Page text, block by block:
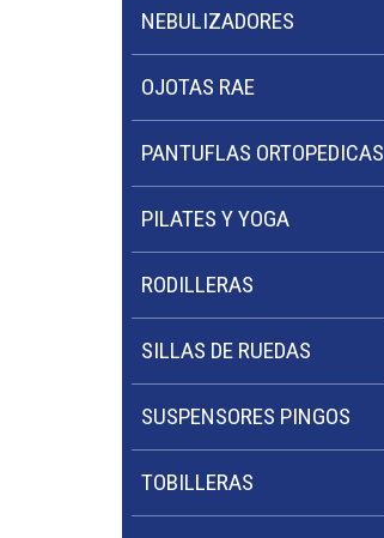
NEBULIZADORES
OJOTAS RAE
PANTUFLAS ORTOPEDICAS
PILATES Y YOGA
RODILLERAS
SILLAS DE RUEDAS
SUSPENSORES PINGOS
TOBILLERAS